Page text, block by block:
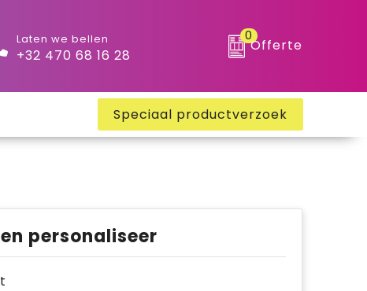
Laten we bellen
+32 470 68 16 28
0
Offerte
Speciaal productverzoek
personaliseer